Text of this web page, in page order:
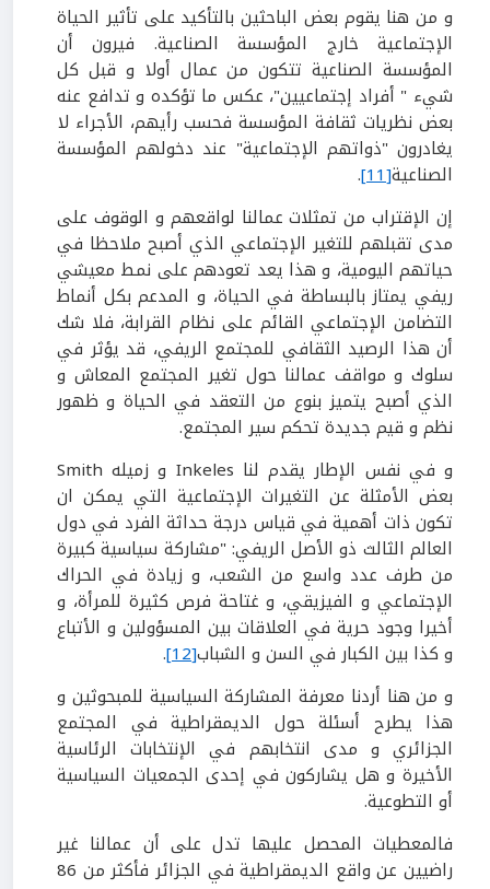
و من هنا يقوم بعض الباحثين بالتأكيد على تأثير الحياة
الإجتماعية خارج المؤسسة الصناعية. فيرون أن
المؤسسة الصناعية تتكون من عمال أولا و قبل كل
شيء " أفراد إجتماعيين"، عكس ما تؤكده و تدافع عنه
بعض نظريات ثقافة المؤسسة فحسب رأيهم، الأجراء لا
يغادرون "ذواتهم الإجتماعية" عند دخولهم المؤسسة
الصناعية[11]
.
إن الإقتراب من تمثلات عمالنا لواقعهم و الوقوف على
مدى تقبلهم للتغير الإجتماعي الذي أصبح ملاحظا في
حياتهم اليومية، و هذا يعد تعودهم على نمط معيشي
ريفي يمتاز بالبساطة في الحياة، و المدعم بكل أنماط
التضامن الإجتماعي القائم على نظام القرابة، فلا شك
أن هذا الرصيد الثقافي للمجتمع الريفي، قد يؤثر في
سلوك و مواقف عمالنا حول تغير المجتمع المعاش و
الذي أصبح يتميز بنوع من التعقد في الحياة و ظهور
نظم و قيم جديدة تحكم سير المجتمع.
و في نفس الإطار يقدم لنا Inkeles و زميله Smith
بعض الأمثلة عن التغيرات الإجتماعية التي يمكن ان
تكون ذات أهمية في قياس درجة حداثة الفرد في دول
العالم الثالث ذو الأصل الريفي: "مشاركة سياسية كبيرة
من طرف عدد واسع من الشعب، و زيادة في الحراك
الإجتماعي و الفيزيقي، و غتاحة فرص كثيرة للمرأة، و
أخيرا وجود حرية في العلاقات بين المسؤولين و الأتباع
و كذا بين الكبار في السن و الشباب[12]
.
و من هنا أردنا معرفة المشاركة السياسية للمبحوثين و
هذا يطرح أسئلة حول الديمقراطية في المجتمع
الجزائري و مدى انتخابهم في الإنتخابات الرئاسية
الأخيرة و هل يشاركون في إحدى الجمعيات السياسية
أو التطوعية.
فالمعطيات المحصل عليها تدل على أن عمالنا غير
راضيين عن واقع الديمقراطية في الجزائر فأكثر من 86